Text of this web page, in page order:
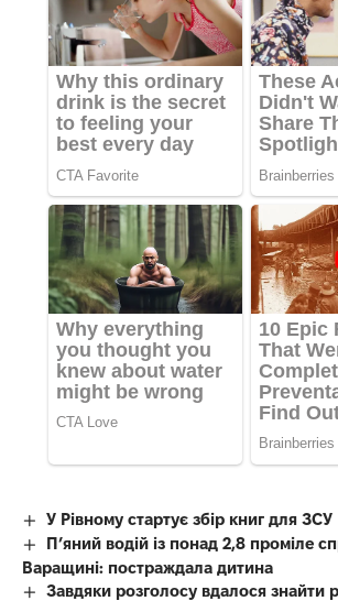
У Рівному стартує збір книг для ЗСУ
П’яний водій із понад 2,8 проміле
Варащині: постраждала дитина
Завдяки розголосу вдалося знайти